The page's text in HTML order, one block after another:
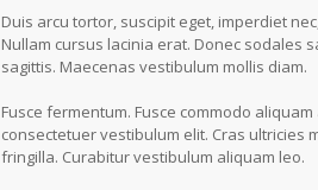
Duis arcu tortor, suscipit eget, imperdiet
Nullam cursus lacinia erat. Donec sodales
sagittis. Maecenas vestibulum mollis diam.
Fusce fermentum. Fusce commodo
consectetuer vestibulum elit. Cras ultricies
fringilla. Curabitur vestibulum aliquam leo.